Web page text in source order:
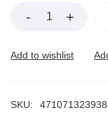
SKU: